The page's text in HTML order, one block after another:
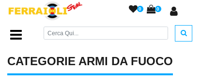
0 0
Home Page/ARMI DA FUOCO/
CATEGORIE ARMI DA FUOCO